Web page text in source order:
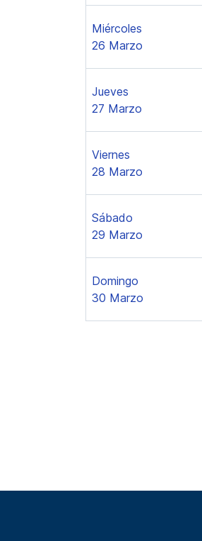
Miércoles
26 Marzo
Jueves
27 Marzo
Viernes
28 Marzo
Sábado
29 Marzo
Domingo
30 Marzo